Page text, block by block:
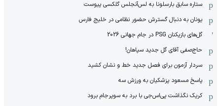
ستاره سابق بارسلونا به لس‌آنجلس گلکسی پیوست
یونان به دنبال گسترش حضور نظامی در خلیج فارس
گل‌های بازیکنان PSG در جام جهانی 2026
حاج‌صفی آقای گل جدید سپاهان!
سردار آزمون برای فصل جدید خط و نشان کشید
پاسخ مسعود پزشکیان به ورزش سه
کریک نگذاشت پی‌اس‌جی با برد به سوپرجام برود